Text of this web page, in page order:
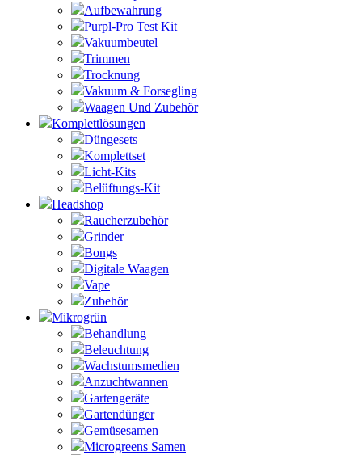
Aufbewahrung
Purpl-Pro Test Kit
Vakuumbeutel
Trimmen
Trocknung
Vakuum & Forsegling
Waagen Und Zubehör
Komplettlösungen
Düngesets
Komplettset
Licht-Kits
Belüftungs-Kit
Headshop
Raucherzubehör
Grinder
Bongs
Digitale Waagen
Vape
Zubehör
Mikrogrün
Behandlung
Beleuchtung
Wachstumsmedien
Anzuchtwannen
Gartengeräte
Gartendünger
Gemüsesamen
Microgreens Samen